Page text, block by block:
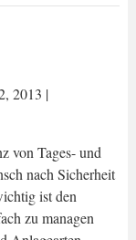
2013 |
von Tages- und
nach Sicherheit
ist den
zu managen